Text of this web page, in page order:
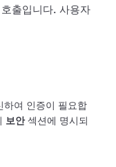
출입니다. 사용자
하여 인증이 필요합
보안섹션에 명시되